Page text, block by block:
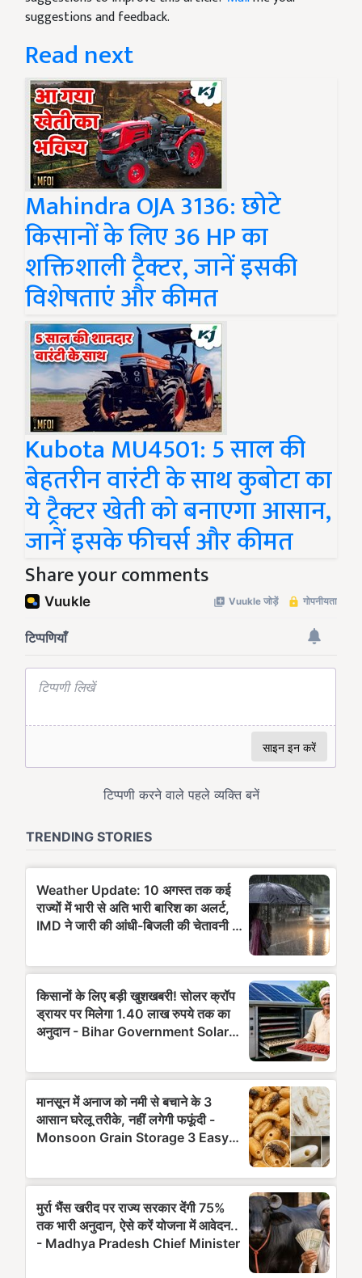
suggestions and feedback.
Read next
Mahindra OJA 3136: छोटे
किसानों के लिए 36 HP का
शक्तिशाली ट्रैक्टर, जानें इसकी
विशेषताएं और कीमत
Kubota MU4501: 5 साल की
बेहतरीन वारंटी के साथ कुबोटा का
ये ट्रैक्टर खेती को बनाएगा आसान,
जानें इसके फीचर्स और कीमत
Share your comments